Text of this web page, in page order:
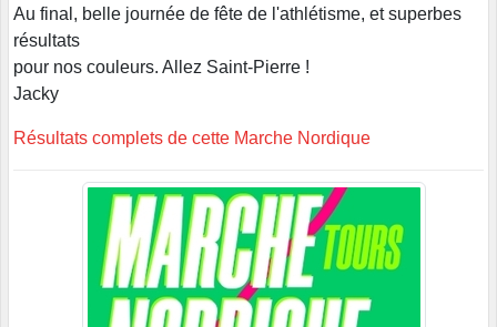
Au final, belle journée de fête de l'athlétisme, et superbes
résultats
pour nos couleurs. Allez Saint-Pierre !
Jacky
Résultats complets de cette Marche Nordique